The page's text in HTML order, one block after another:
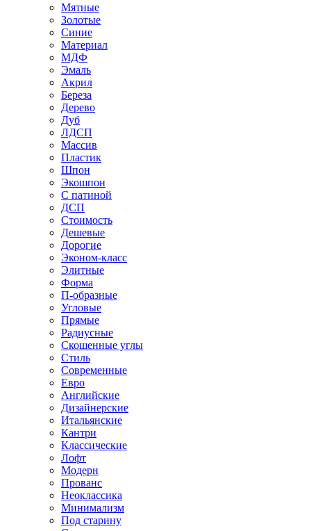
Мятные
Золотые
Синие
Материал
МДФ
Эмаль
Акрил
Береза
Дерево
Дуб
ЛДСП
Массив
Пластик
Шпон
Экошпон
С патиной
ДСП
Стоимость
Дешевые
Дорогие
Эконом-класс
Элитные
Форма
П-образные
Угловые
Прямые
Радиусные
Скошенные углы
Стиль
Современные
Евро
Английские
Дизайнерские
Итальянские
Кантри
Классические
Лофт
Модерн
Прованс
Неоклассика
Минимализм
Под старину